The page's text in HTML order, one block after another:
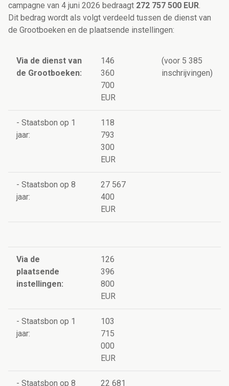
campagne van 4 juni 2026 bedraagt 272 757 500 EUR.
Dit bedrag wordt als volgt verdeeld tussen de dienst van
de Grootboeken en de plaatsende instellingen:
Via de dienst van
de Grootboeken:
146
360
700
EUR
(voor 5 385
inschrijvingen)
- Staatsbon op 1
jaar:
118
793
300
EUR
- Staatsbon op 8
jaar:
27 567
400
EUR
Via de
plaatsende
instellingen:
126
396
800
EUR
- Staatsbon op 1
jaar:
103
715
000
EUR
- Staatsbon op 8
22 681